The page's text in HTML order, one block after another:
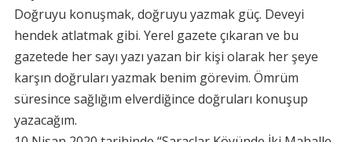
Doğruyu konuşmak, doğruyu yazmak güç. Deveyi
hendek atlatmak gibi. Yerel gazete çıkaran ve bu
gazetede her sayı yazı yazan bir kişi olarak her şeye
karşın doğruları yazmak benim görevim. Ömrüm
süresince sağlığım elverdiğince doğruları konuşup
yazacağım.